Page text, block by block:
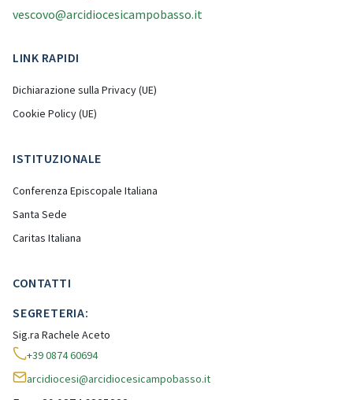
vescovo@arcidiocesicampobasso.it
LINK RAPIDI
Dichiarazione sulla Privacy (UE)
Cookie Policy (UE)
ISTITUZIONALE
Conferenza Episcopale Italiana
Santa Sede
Caritas Italiana
CONTATTI
SEGRETERIA:
Sig.ra Rachele Aceto
+39 0874 60694
arcidiocesi@arcidiocesicampobasso.it